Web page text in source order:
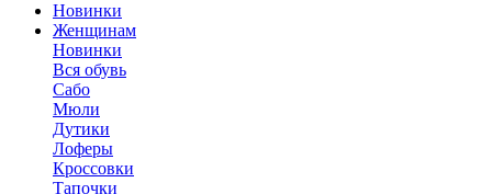
Новинки
Женщинам
Новинки
Вся обувь
Сабо
Мюли
Дутики
Лоферы
Кроссовки
Тапочки